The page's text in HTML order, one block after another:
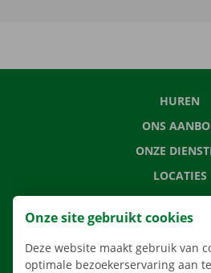
HUREN
ONS
ONZE
LOCATIES
APP
Onze site gebruikt cookies
Deze website maakt gebruik van
optimale bezoekerservaring aan